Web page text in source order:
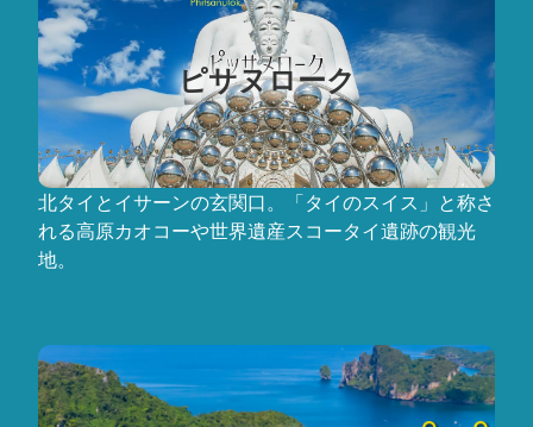
ピサヌローク
北タイとイサーンの玄関口。「タイのスイス」と称さ
れる高原カオコーや世界遺産スコータイ遺跡の観光
地。